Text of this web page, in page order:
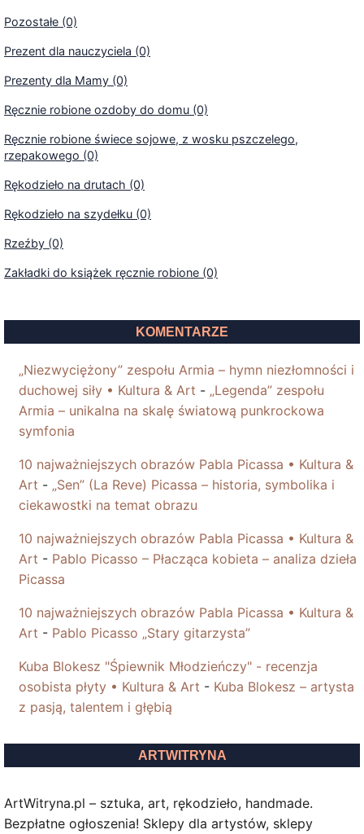
Pozostałe (0)
Prezent dla nauczyciela (0)
Prezenty dla Mamy (0)
Ręcznie robione ozdoby do domu (0)
Ręcznie robione świece sojowe, z wosku pszczelego,
rzepakowego (0)
Rękodzieło na drutach (0)
Rękodzieło na szydełku (0)
Rzeźby (0)
Zakładki do książek ręcznie robione (0)
KOMENTARZE
„Niezwyciężony” zespołu Armia – hymn niezłomności i
duchowej siły • Kultura & Art - „Legenda” zespołu
Armia – unikalna na skalę światową punkrockowa
symfonia
10 najważniejszych obrazów Pabla Picassa • Kultura &
Art - „Sen” (La Reve) Picassa – historia, symbolika i
ciekawostki na temat obrazu
10 najważniejszych obrazów Pabla Picassa • Kultura &
Art - Pablo Picasso – Płacząca kobieta – analiza dzieła
Picassa
10 najważniejszych obrazów Pabla Picassa • Kultura &
Art - Pablo Picasso „Stary gitarzysta”
Kuba Blokesz "Śpiewnik Młodzieńczy" - recenzja
osobista płyty • Kultura & Art - Kuba Blokesz – artysta
z pasją, talentem i głębią
ARTWITRYNA
ArtWitryna.pl – sztuka, art, rękodzieło, handmade.
Bezpłatne ogłoszenia! Sklepy dla artystów, sklepy